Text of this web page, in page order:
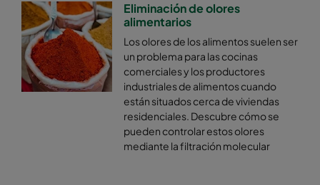
Eliminación de olores
alimentarios
Los olores de los alimentos suelen ser
un problema para las cocinas
comerciales y los productores
industriales de alimentos cuando
están situados cerca de viviendas
residenciales. Descubre cómo se
pueden controlar estos olores
mediante la filtración molecular